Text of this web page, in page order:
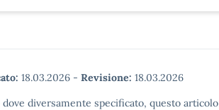
18.03.2026 - Revisione: 18.03.2026
dove diversamente specificato, questo